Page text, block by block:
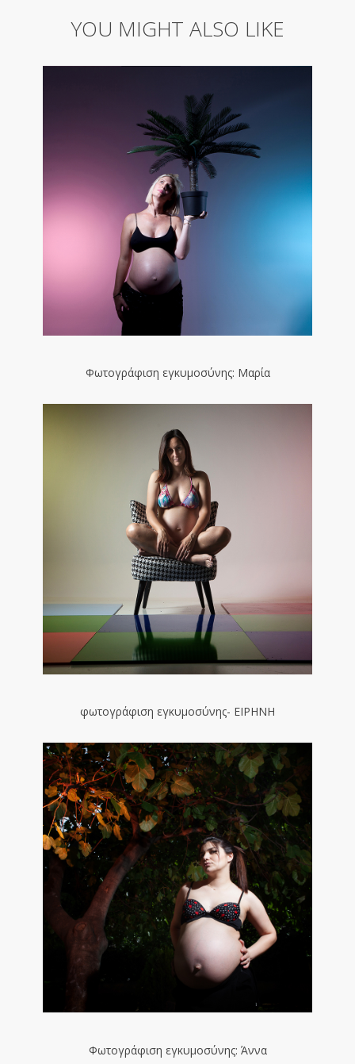
YOU MIGHT ALSO LIKE
Φωτογράφιση εγκυμοσύνης: Μαρία
φωτογράφιση εγκυμοσύνης- ΕΙΡΗΝΗ
Φωτογράφιση εγκυμοσύνης: Άννα